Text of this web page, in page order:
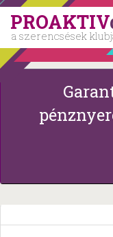
PROAKTIV
a szerencsések